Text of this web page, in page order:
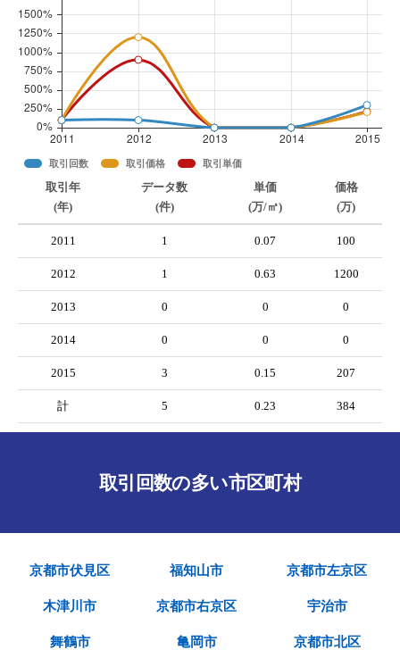
取引回数 取引価格 取引単価
取引年
(年)
データ数
(件)
単価
(万/㎡)
価格
(万)
2011 1 0.07 100
2012 1 0.63 1200
2013 0 0 0
2014 0 0 0
2015 3 0.15 207
計 5 0.23 384
取引回数の多い市区町村
京都市伏見区 福知山市 京都市左京区
木津川市 京都市右京区 宇治市
舞鶴市 亀岡市 京都市北区